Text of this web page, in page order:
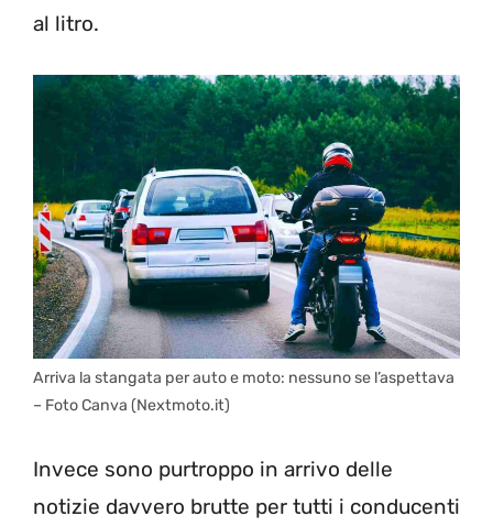
al litro.
Arriva la stangata per auto e moto: nessuno se l’aspettava
– Foto Canva (Nextmoto.it)
Invece sono purtroppo in arrivo delle
notizie davvero brutte per tutti i conducenti